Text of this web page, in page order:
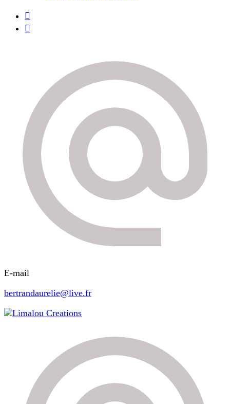
E-mail
bertrandaurelie@live.fr
Limalou Creations